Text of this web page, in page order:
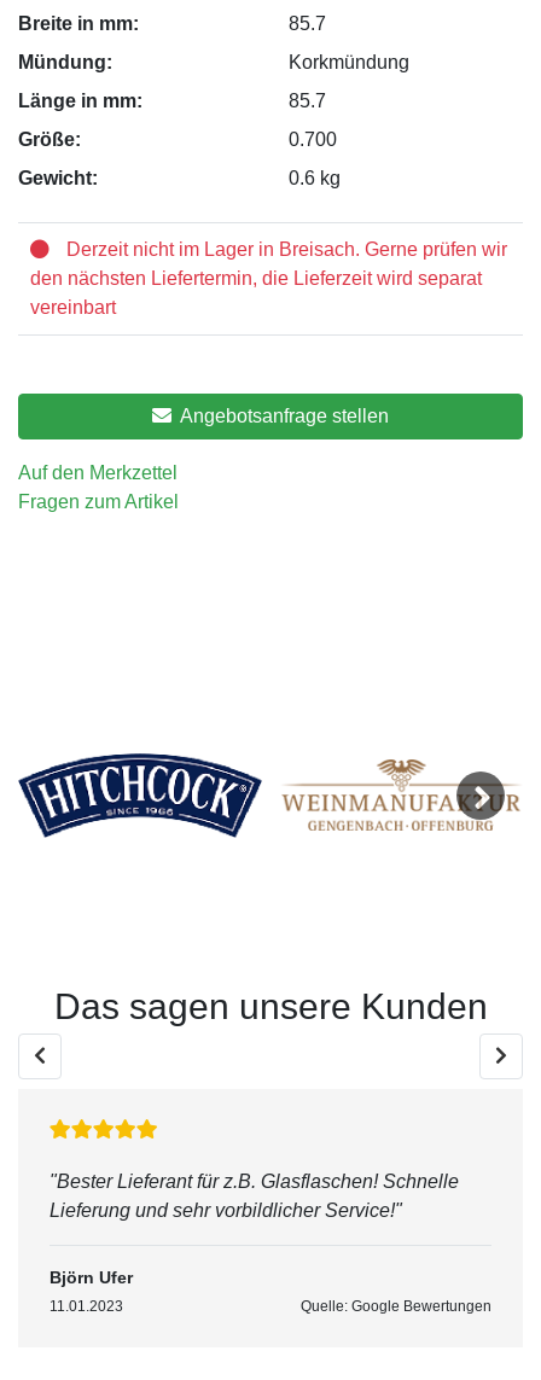
Breite in mm:
85.7
Mündung:
Korkmündung
Länge in mm:
85.7
Größe:
0.700
Gewicht:
0.6 kg
Derzeit nicht im Lager in Breisach. Gerne prüfen wir
den nächsten Liefertermin, die Lieferzeit wird separat
vereinbart
Angebotsanfrage stellen
Auf den Merkzettel
Fragen zum Artikel
Das sagen unsere Kunden
"Bester Lieferant für z.B. Glasflaschen! Schnelle
Lieferung und sehr vorbildlicher Service!"
Björn Ufer
11.01.2023 Quelle: Google Bewertungen